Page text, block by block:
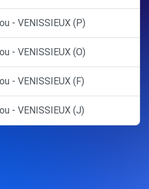
- VENISSIEUX (P)
- VENISSIEUX (O)
- VENISSIEUX (F)
- VENISSIEUX (J)